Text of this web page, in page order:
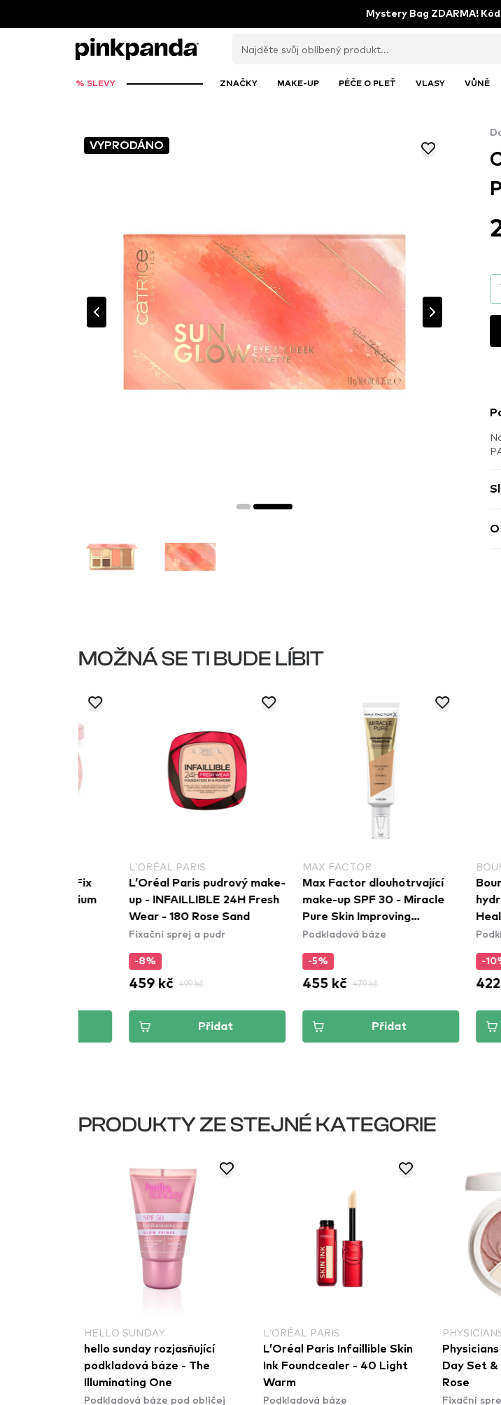
Mystery Bag ZDARMA!
% SLEVY ZNAČKY MAKE-UP PÉČE O PLEŤ VLASY VŮNĚ
VYPRODÁNO
MOŽNÁ SE TI BUDE LÍBIT
L’ORÉAL PARIS
L’Oréal Paris pudrový make-
up - INFAILLIBLE 24H Fresh
Wear - 180 Rose Sand
Fixační sprej a pudr
499 kč
MAX FACTOR
Max Factor dlouhotrvající
make-up SPF 30 - Miracle
Pure Skin Improving
Foundation - 75 Golden
Podkladová báze
479 kč
BOURJOIS
Bourjois
hydratační
Healthy Mix
Foundation
Podkladová
469 kč
PRODUKTY ZE STEJNÉ KATEGORIE
HELLO SUNDAY
hello sunday rozjasňující
podkladová báze - The
Illuminating One
Podkladová báze pod obličej
L’ORÉAL PARIS
L’Oréal Paris Infaillible Skin
Ink Foundcealer - 40 Light
Warm
Podkladová báze
Day Set
Rose
Fixační